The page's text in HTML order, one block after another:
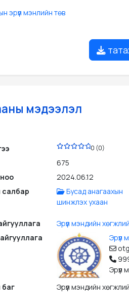
эрүүл мэнлийн төв
мэдээлэл
0 (0)
675
2024.06.12
Бусад анагаахын
шинжлэх ухаан
Эрүүл мэндийн
Эрүүл мэндийн